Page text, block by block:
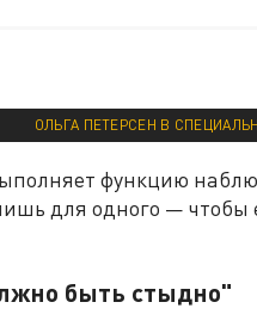
ОЛЬГА ПЕТЕРСЕН В
функцию
для одного — чтобы
быть стыдно"